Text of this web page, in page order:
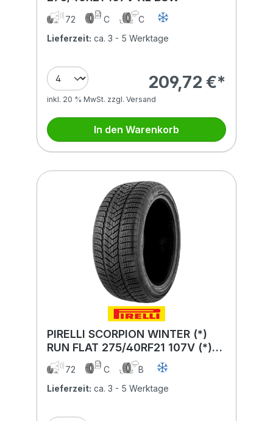
72 C
C
Lieferzeit: ca. 3 - 5 Werktage
209,72 €*
inkl. 20 % MwSt. zzgl. Versand
In den Warenkorb
PIRELLI SCORPION WINTER (*)
RUN FLAT 275/40RF21 107V (*)
RUN FLAT XL MFS
72 C
B
Lieferzeit: ca. 3 - 5 Werktage